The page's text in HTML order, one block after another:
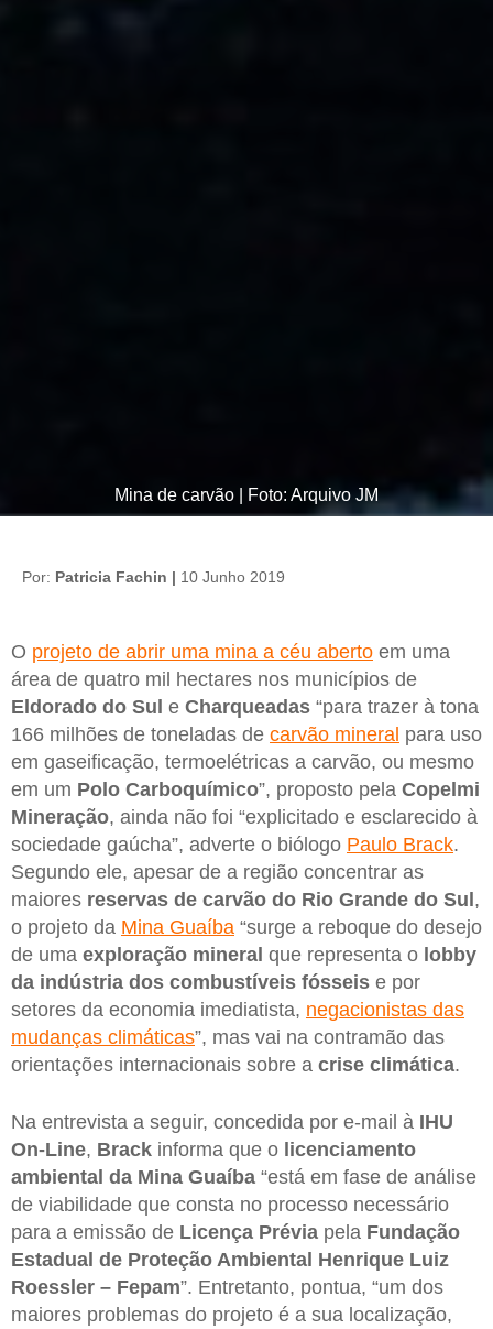
Mina de carvão | Foto: Arquivo JM
Por: Patricia Fachin | 10 Junho 2019
O projeto de abrir uma mina a céu aberto em uma
área de quatro mil hectares nos municípios de
Eldorado do Sul e Charqueadas “para trazer à tona
166 milhões de toneladas de carvão mineral para uso
em gaseificação, termoelétricas a carvão, ou mesmo
em um Polo Carboquímico”, proposto pela Copelmi
Mineração, ainda não foi “explicitado e esclarecido à
sociedade gaúcha”, adverte o biólogo Paulo Brack.
Segundo ele, apesar de a região concentrar as
maiores reservas de carvão do Rio Grande do Sul ,
o projeto da Mina Guaíba “surge a reboque do desejo
de uma exploração mineral que representa o lobby
da indústria dos combustíveis fósseis e por
setores da economia imediatista, negacionistas das
mudanças climáticas”, mas vai na contramão das
orientações internacionais sobre a crise climática.
Na entrevista a seguir, concedida por e-mail à IHU
On-Line, Brack informa que o licenciamento
ambiental da Mina Guaíba “está em fase de análise
de viabilidade que consta no processo necessário
para a emissão de Licença Prévia pela Fundação
Estadual de Proteção Ambiental Henrique Luiz
Roessler – Fepam”. Entretanto, pontua, “um dos
maiores problemas do projeto é a sua localização,